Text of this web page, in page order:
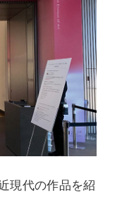
現代の作品を紹